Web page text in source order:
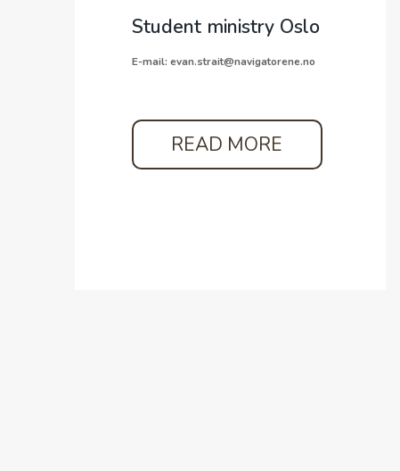
Student ministry Oslo
E-mail: evan.strait@navigatorene.no
READ MORE